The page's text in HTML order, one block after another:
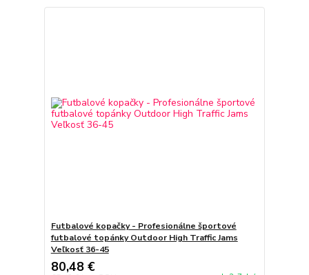
Futbalové kopačky - Profesionálne športové
futbalové topánky Outdoor High Traffic Jams
Veľkosť 36-45
80,48 €